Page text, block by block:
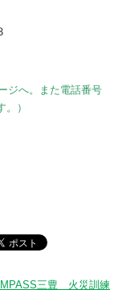
ジへ。また電話番号
）
三豊 火災訓練